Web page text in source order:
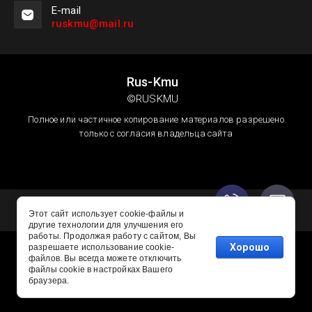
Е-mail
ruskmu@mail.ru
Rus-Kmu
©RUSKMU
Полное или частичное копирование материалов разрешено
только с согласия владельца сайта
Сайт создан в:megagroup.ru
Этот сайт использует cookie-файлы и
другие технологии для улучшения его
работы. Продолжая работу с сайтом, Вы
разрешаете использование cookie-
файлов. Вы всегда можете отключить
файлы cookie в настройках Вашего
браузера.
Хорошо